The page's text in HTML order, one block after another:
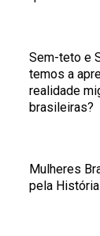
Sem-teto e
temos a
realidade
brasileiras?
Mulheres
pela História